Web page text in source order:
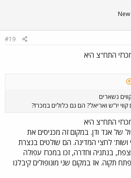
#19
התח"צ היא
נשארים
יו"ש ואריאל? הם גם כלולים במכרז?
התח"צ היא
של אגד ודן. במקום זה מכניסים את
ושות' לחצי המדינה. הם שולטים בנצרת
בנתניה וחדרה, זכו במכרז עפולה
תקוה. אז במקום שני מונופולים קיבלנו